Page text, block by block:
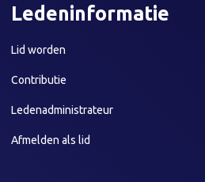
Ledeninformatie
Lid worden
Contributie
Ledenadministrateur
Afmelden als lid